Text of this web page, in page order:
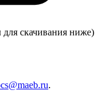
скачивания ниже)
.